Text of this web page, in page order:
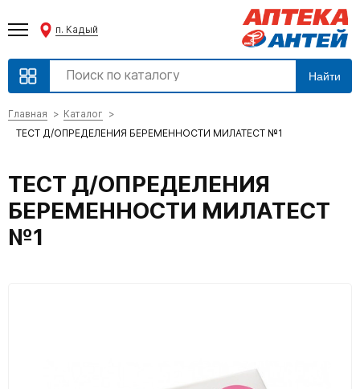
п. Кадый
Найти
Главная
Каталог
ТЕСТ Д/ОПРЕДЕЛЕНИЯ БЕРЕМЕННОСТИ МИЛАТЕСТ №1
ТЕСТ Д/ОПРЕДЕЛЕНИЯ
БЕРЕМЕННОСТИ МИЛАТЕСТ
№1